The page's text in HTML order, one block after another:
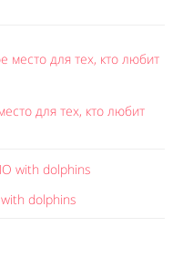
для тех, кто любит
dolphins